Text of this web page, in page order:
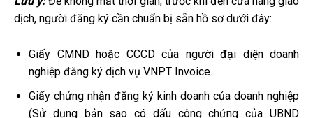
dịch, người đăng ký cần chuẩn bị sẵn hồ sơ dưới đây:
Giấy CMND hoặc CCCD của người đại diện doanh
nghiệp đăng ký dịch vụ VNPT Invoice.
Giấy chứng nhận đăng ký kinh doanh của doanh nghiệp
(Sử dụng bản sao có dấu công chứng của UBND